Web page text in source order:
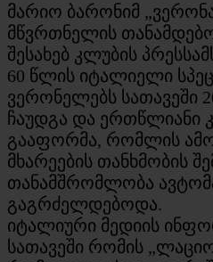
მარიო ბარონიმ
მწვრთნელის
შესახებ კლუბის
60 წლის იტალიელი
ვერონელებს სათავეში
ჩაუდგა და ერთწლიანი
გააფორმა, რომლის
მხარეების თანხმობის
თანამშრომლობა
გაგრძელდებოდა.
იტალიური მედიის
სათავეში რომის